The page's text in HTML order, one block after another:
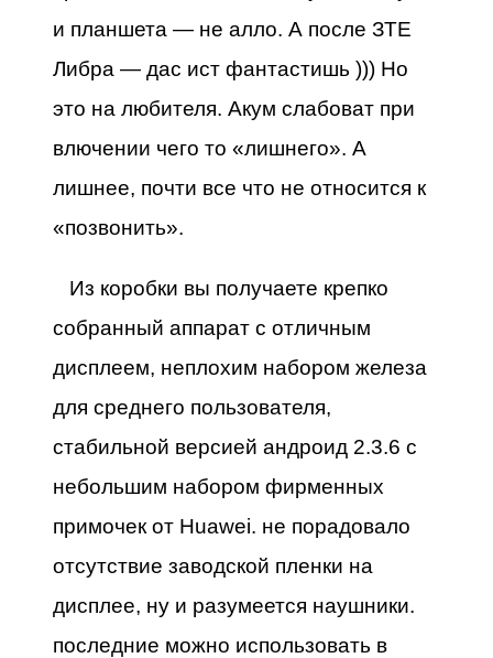
и планшета — не алло. А после ЗТЕ
Либра — дас ист фантастишь ))) Но
это на любителя. Акум слабоват при
влючении чего то «лишнего». А
лишнее, почти все что не относится к
«позвонить».
Из коробки вы получаете крепко
собранный аппарат с отличным
дисплеем, неплохим набором железа
для среднего пользователя,
стабильной версией андроид 2.3.6 с
небольшим набором фирменных
примочек от Huawei. не порадовало
отсутствие заводской пленки на
дисплее, ну и разумеется наушники.
последние можно использовать в